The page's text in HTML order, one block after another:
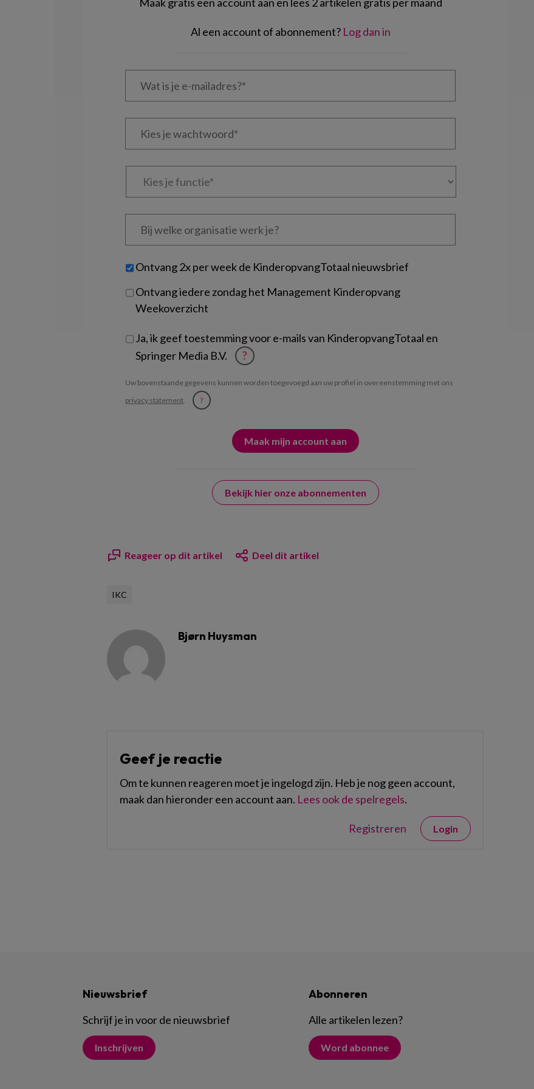
Al een account of abonnement? Log dan in
Wat
Kies
Kies
Bij
welke
je?
Untitled
Ontvang 2x per week de KinderopvangTotaal nieuwsbrief
Ontvang iedere zondag het Management Kinderopvang
Weekoverzicht
Ja, ik geef toestemming voor e-mails van KinderopvangTotaal en
Springer Media B.V.
?
Uw bovenstaande gegevens kunnen worden toegevoegd aan uw profiel in overeenstemming met ons
privacy statement. ?
Bekijk hier onze abonnementen
Reageer op dit artikel Deel dit artikel
IKC
Bjørn Huysman
Geef je reactie
Om te kunnen reageren moet je ingelogd zijn. Heb je nog geen account,
maak dan hieronder een account aan. Lees ook de spelregels.
Registreren Login
Nieuwsbrief
Schrijf je in voor de nieuwsbrief
Inschrijven
Abonneren
Alle artikelen lezen?
Word abonnee